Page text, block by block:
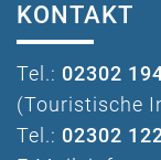
KONTAKT
Tel.: 02302
(Touristische
Tel.: 02302